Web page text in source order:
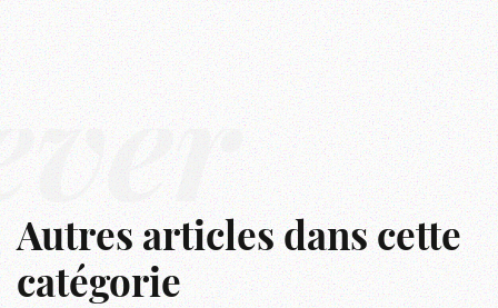
Autres articles dans cette
catégorie